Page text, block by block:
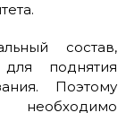
состав,
поднятия
Поэтому